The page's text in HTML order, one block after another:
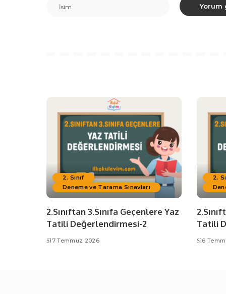
2. Sınıf
Deneme ve Tarama Sınavları
2.Sınıftan 3.Sınıfa Geçenlere Yaz
Tatili Değerlendirmesi-2
17 Temmuz 2026
2.
Tatili
16